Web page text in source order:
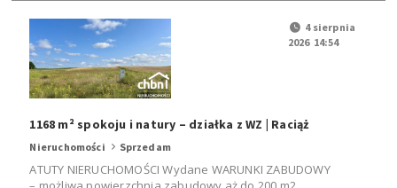
4 sierpnia
2026 14:54
1168 m² spokoju i natury – działka z WZ | Raciąż
Nieruchomości Sprzedam
ATUTY NIERUCHOMOŚCI Wydane WARUNKI ZABUDOWY